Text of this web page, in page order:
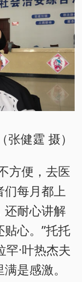
健霆 摄）
方便，去医
们每月都上
还耐心讲解
心。”托托
·叶热杰夫
是感激。